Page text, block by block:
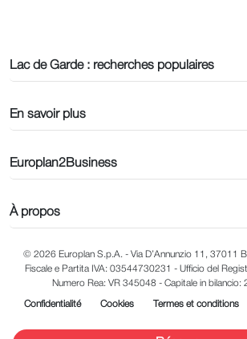
Lac de Garde : recherches populaires
En savoir plus
Europlan2Business
À propos
© 2026 Europlan S.p.A. - Via D’Annunzio 11, 37011
Fiscale e Partita IVA: 03544730231 - Ufficio del
Numero Rea: VR 345048 - Capitale in
Confidentialité Cookies Termes et conditions